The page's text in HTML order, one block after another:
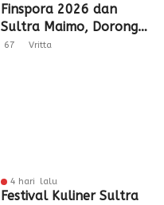
Finspora 2026 dan
Sultra Maimo, Dorong
Sinergi Industri
67 Vritta
4 hari lalu
Festival Kuliner Sultra